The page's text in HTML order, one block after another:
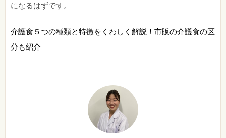
になるはずです。
介護食５つの種類と特徴をくわしく解説！市販の介護食の区
分も紹介